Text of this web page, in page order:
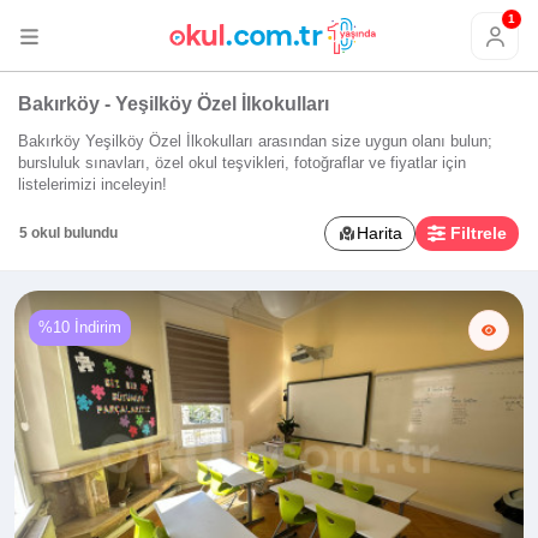
1
Bakırköy - Yeşilköy Özel İlkokulları
Bakırköy Yeşilköy Özel İlkokulları arasından size uygun olanı bulun;
bursluluk sınavları, özel okul teşvikleri, fotoğraflar ve fiyatlar için
listelerimizi inceleyin!
5 okul bulundu Harita Filtrele
%10 İndirim